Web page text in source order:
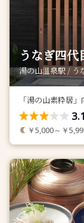
うなぎ四
湯の山温泉駅 / う
「湯の山素粋居
￥5,000～￥